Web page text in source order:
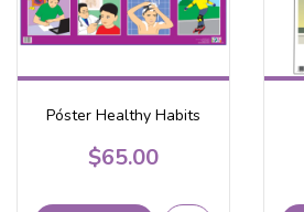
Póster Healthy Habits
$65.00